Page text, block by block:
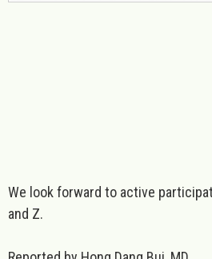
We look forward to active
and Z.